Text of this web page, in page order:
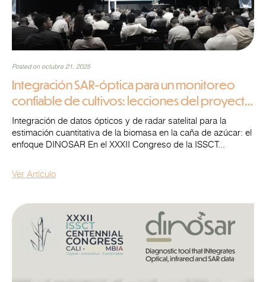
Posted on octubre 21, 2025
Integración SAR-óptica para un monitoreo
confiable de cultivos: lecciones del proyecto
DINOSAR
Integración de datos ópticos y de radar satelital para la
estimación cuantitativa de la biomasa en la caña de azúcar: el
enfoque DINOSAR En el XXXII Congreso de la ISSCT...
Ver Artículo